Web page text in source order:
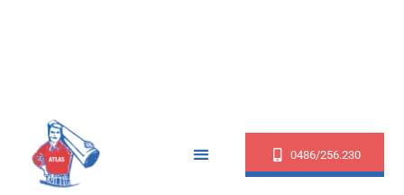
0486/256.230